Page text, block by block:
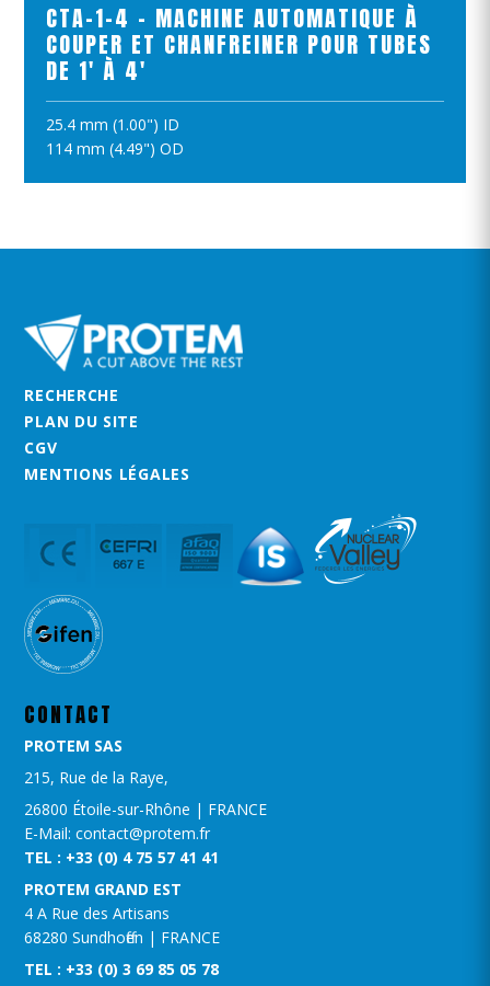
CTA-1-4 - MACHINE AUTOMATIQUE À
COUPER ET CHANFREINER POUR TUBES
DE 1' À 4'
25.4 mm (1.00") ID
114 mm (4.49") OD
AJOUTER AU PANIER
RECHERCHE
PLAN DU SITE
CGV
MENTIONS LÉGALES
CONTACT
PROTEM SAS
215, Rue de la Raye,
26800 Étoile-sur-Rhône | FRANCE
E-Mail: contact@protem.fr
TEL : +33 (0) 4 75 57 41 41
PROTEM GRAND EST​
4 A Rue des Artisans
68280 Sundhoffen | FRANCE
TEL : +33 (0) 3 69 85 05 78